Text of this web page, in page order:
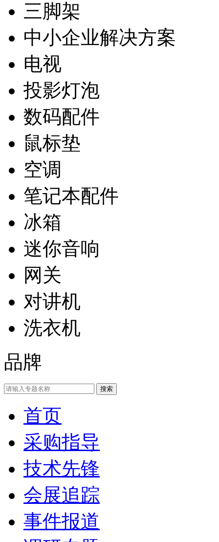
三脚架
中小企业解决方案
电视
投影灯泡
数码配件
鼠标垫
空调
笔记本配件
冰箱
迷你音响
网关
对讲机
洗衣机
品牌
首页
采购指导
技术先锋
会展追踪
事件报道